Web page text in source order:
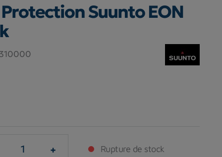
Suunto EON
+ Rupture de stock